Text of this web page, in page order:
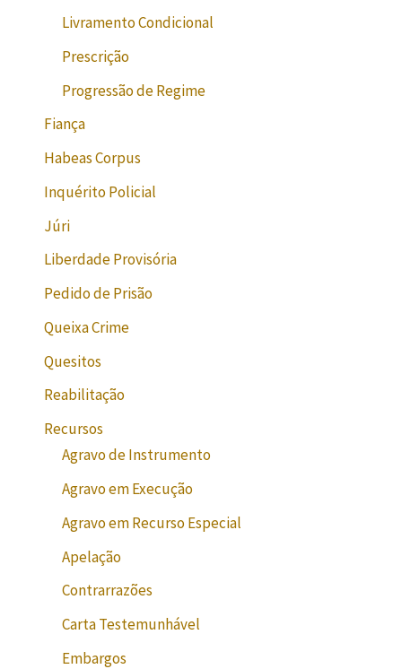
Livramento Condicional
Prescrição
Progressão de Regime
Fiança
Habeas Corpus
Inquérito Policial
Júri
Liberdade Provisória
Pedido de Prisão
Queixa Crime
Quesitos
Reabilitação
Recursos
Agravo de Instrumento
Agravo em Execução
Agravo em Recurso Especial
Apelação
Contrarrazões
Carta Testemunhável
Embargos